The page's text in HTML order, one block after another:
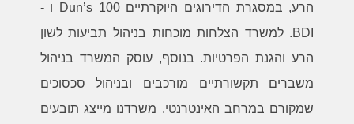
הרע, במסגרת הדירוגים היוקרתיים Dun’s 100 ו -
BDI. למשרד הצלחות מוכחות בניהול תביעות לשון
הרע והגנת הפרטיות. בנוסף, עוסק המשרד בניהול
משברים תקשורתיים מורכבים ובניהול סכסוכים
שמקורם במרחב האינטרנטי. משרדנו מייצג תובעים